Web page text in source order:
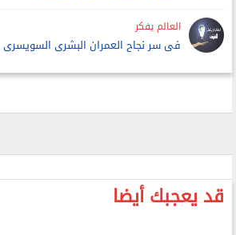
العالم يفكر
فى سر نجاح العمران البشرى السويسرى
قد يعجبك أيضا